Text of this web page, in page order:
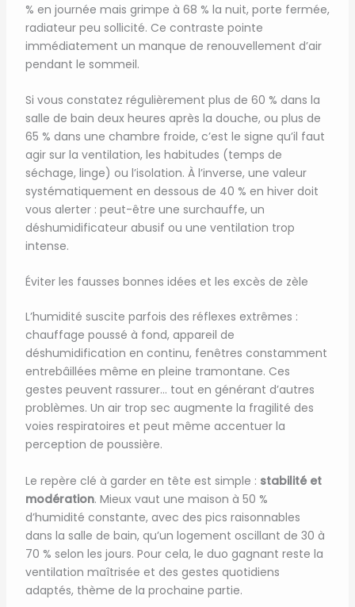
% en journée mais grimpe à 68 % la nuit, porte fermée,
radiateur peu sollicité. Ce contraste pointe
immédiatement un manque de renouvellement d’air
pendant le sommeil.
Si vous constatez régulièrement plus de 60 % dans la
salle de bain deux heures après la douche, ou plus de
65 % dans une chambre froide, c’est le signe qu’il faut
agir sur la ventilation, les habitudes (temps de
séchage, linge) ou l’isolation. À l’inverse, une valeur
systématiquement en dessous de 40 % en hiver doit
vous alerter : peut-être une surchauffe, un
déshumidificateur abusif ou une ventilation trop
intense.
Éviter les fausses bonnes idées et les excès de zèle
L’humidité suscite parfois des réflexes extrêmes :
chauffage poussé à fond, appareil de
déshumidification en continu, fenêtres constamment
entrebâillées même en pleine tramontane. Ces
gestes peuvent rassurer… tout en générant d’autres
problèmes. Un air trop sec augmente la fragilité des
voies respiratoires et peut même accentuer la
perception de poussière.
Le repère clé à garder en tête est simple : stabilité et
modération. Mieux vaut une maison à 50 %
d’humidité constante, avec des pics raisonnables
dans la salle de bain, qu’un logement oscillant de 30 à
70 % selon les jours. Pour cela, le duo gagnant reste la
ventilation maîtrisée et des gestes quotidiens
adaptés, thème de la prochaine partie.